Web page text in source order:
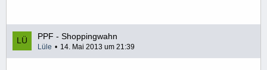
PPF - Shoppingwahn
Lüle 14. Mai 2013 um 21:39